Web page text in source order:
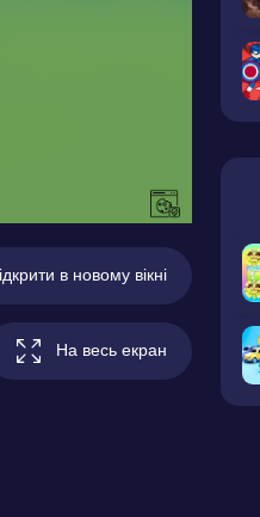
в новому вікні
На весь екран